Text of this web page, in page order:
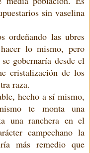
sin vaselina
ordeñando las ubres
lo mismo, pero
gobernaría desde el
cristalización de los
raza.
hecho a sí mismo,
te monta una
una ranchera en el
campechano la
más remedio que